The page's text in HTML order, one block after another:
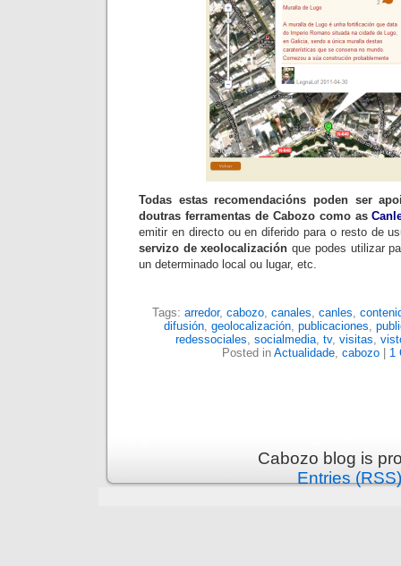
Todas estas recomendacións poden ser
doutras ferramentas de Cabozocomo as
emitir en directo ou en diferido para o resto de
servizo dexeolocalización que podes utilizar
un determinado local ou lugar, etc.
Tags: arredor, cabozo, canales, canles,
difusión, geolocalización, publicaciones,
redessociales, socialmedia, tv, visitas,
Posted in Actualidade, cabozo| 1
Cabozo blog is
Entries (RSS)